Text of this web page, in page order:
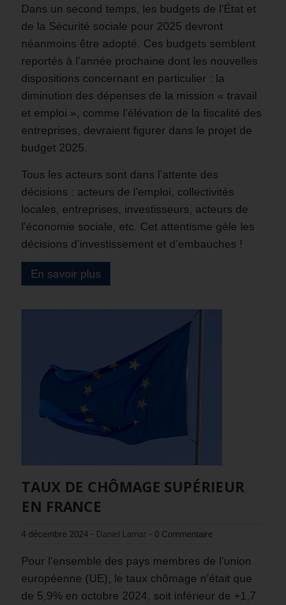
Dans un second temps, les budgets de l’État et
de la Sécurité sociale pour 2025 devront
néanmoins être adopté. Ces budgets semblent
reportés à l’année prochaine dont les nouvelles
dispositions concernant en particulier : la
diminution des dépenses de la mission « travail
et emploi », comme l’élévation de la fiscalité des
entreprises, devraient figurer dans le projet de
budget 2025.
Tous les acteurs sont dans l’attente des
décisions : acteurs de l’emploi, collectivités
locales, entreprises, investisseurs, acteurs de
l’économie sociale, etc. Cet attentisme gèle les
décisions d’investissement et d’embauches !
En savoir plus
TAUX DE CHÔMAGE SUPÉRIEUR
EN FRANCE
4 décembre 2024 - Daniel Lamar - 0 Commentaire
Pour l’ensemble des pays membres de l’union
européenne (UE), le taux chômage n’était que
de 5,9% en octobre 2024, soit inférieur de +1,7